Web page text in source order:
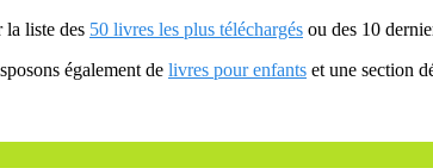
la liste des 50 livres les plus téléchargés ou des 10
également de livres pour enfants et une section